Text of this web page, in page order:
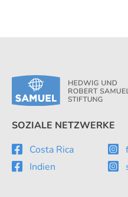
SOZIALE NETZWERKE
Costa Rica
Indien